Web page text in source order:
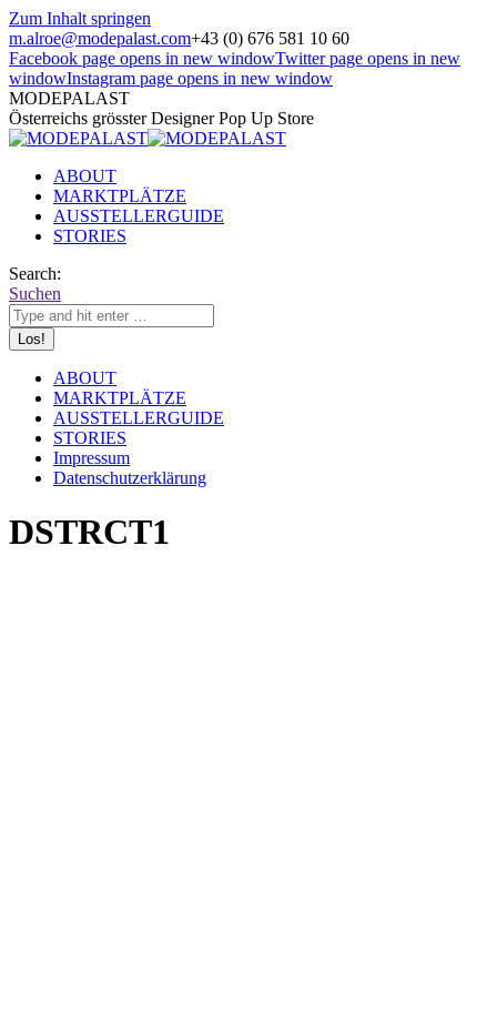
Zum Inhalt springen
m.alroe@modepalast.com+43 (0) 676 581 10 60
Facebook page opens in new windowTwitter page opens in new
windowInstagram page opens in new window
MODEPALAST
Österreichs grösster Designer Pop Up Store
ABOUT
MARKTPLÄTZE
AUSSTELLERGUIDE
STORIES
Search:
Suchen
ABOUT
MARKTPLÄTZE
AUSSTELLERGUIDE
STORIES
Impressum
Datenschutzerklärung
DSTRCT1